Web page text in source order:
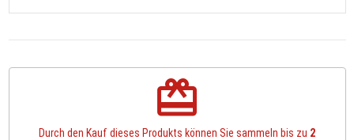
redeem
Durch den Kauf dieses Produkts können Sie sammeln bis zu 2